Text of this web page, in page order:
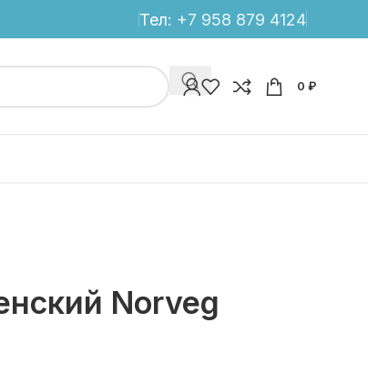
Тел: +7 958 879 4124
0 ₽
Norveg